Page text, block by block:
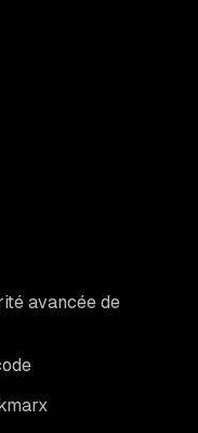
avancée de